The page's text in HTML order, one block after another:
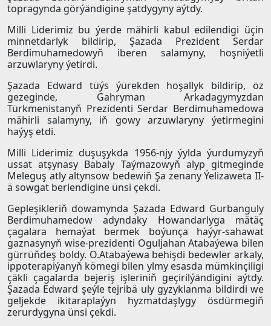
topragynda görýändigine şatdygyny aýtdy.
Milli Liderimiz bu ýerde mähirli kabul edilendigi üçin
minnetdarlyk bildirip, Şazada Prezident Serdar
Berdimuhamedowyň iberen salamyny, hoşniýetli
arzuwlaryny ýetirdi.
Şazada Edward tüýs ýürekden hoşallyk bildirip, öz
gezeginde, Gahryman Arkadagymyzdan
Türkmenistanyň Prezidenti Serdar Berdimuhamedowa
mähirli salamyny, iň gowy arzuwlaryny ýetirmegini
haýyş etdi.
Milli Liderimiz duşuşykda 1956-njy ýylda ýurdumyzyň
ussat atşynasy Babaly Taýmazowyň alyp gitmeginde
Meleguş atly altynsow bedewiň Şa zenany Ýelizaweta II-
ä sowgat berlendigine ünsi çekdi.
Gepleşikleriň dowamynda Şazada Edward Gurbanguly
Berdimuhamedow adyndaky Howandarlyga mätäç
çagalara hemaýat bermek boýunça haýyr-sahawat
gaznasynyň wise-prezidenti Oguljahan Atabaýewa bilen
gürrüňdeş boldy. O.Atabaýewa behişdi bedewler arkaly,
ippoterapiýanyň kömegi bilen ylmy esasda mümkinçiligi
çäkli çagalarda bejeriş işleriniň geçirilýändigini aýtdy.
Şazada Edward şeýle tejribä uly gyzyklanma bildirdi we
geljekde ikitaraplaýyn hyzmatdaşlygy ösdürmegiň
zerurdygyna ünsi çekdi.